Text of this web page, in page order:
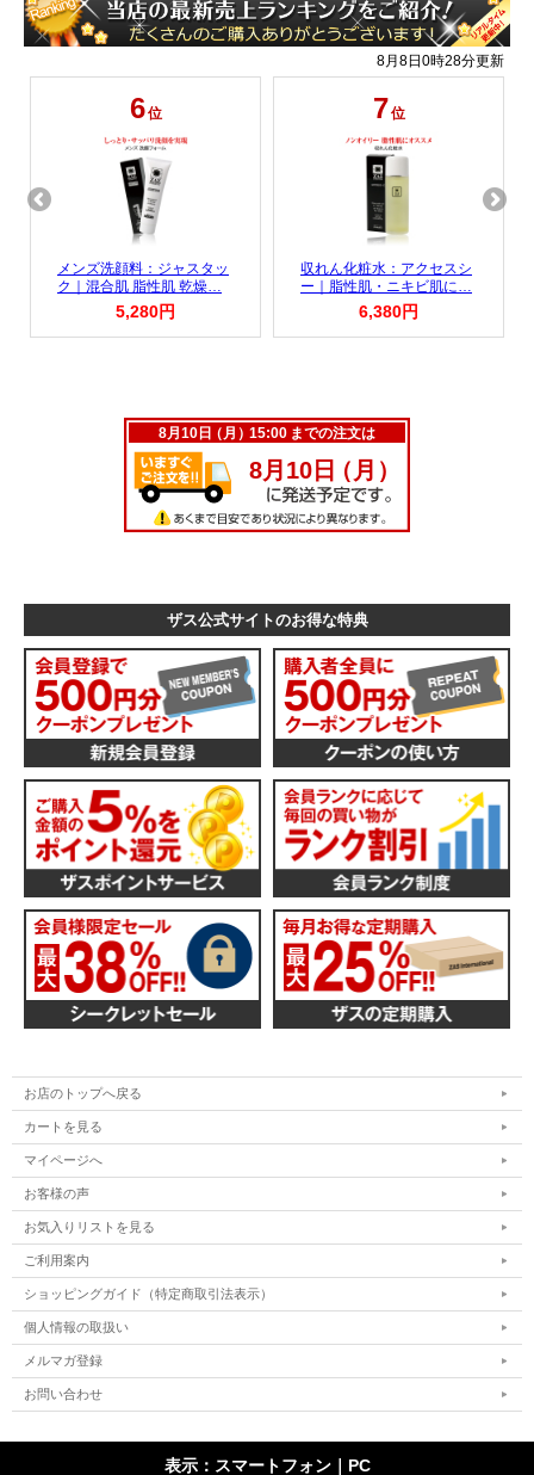
ザス公式サイトのお得な特典
お店のトップへ戻る
カートを見る
マイページへ
お客様の声
お気入りリストを見る
ご利用案内
ショッピングガイド（特定商取引法表示）
個人情報の取扱い
メルマガ登録
お問い合わせ
表示：スマートフォン｜ PC